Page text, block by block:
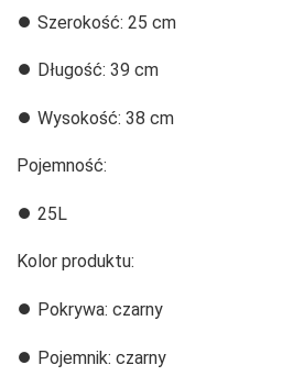
⏺️ Szerokość: 25 cm
⏺️ Długość: 39 cm
⏺️ Wysokość: 38 cm
Pojemność:
⏺️ 25L
Kolor produktu:
⏺️ Pokrywa: czarny
⏺️ Pojemnik: czarny